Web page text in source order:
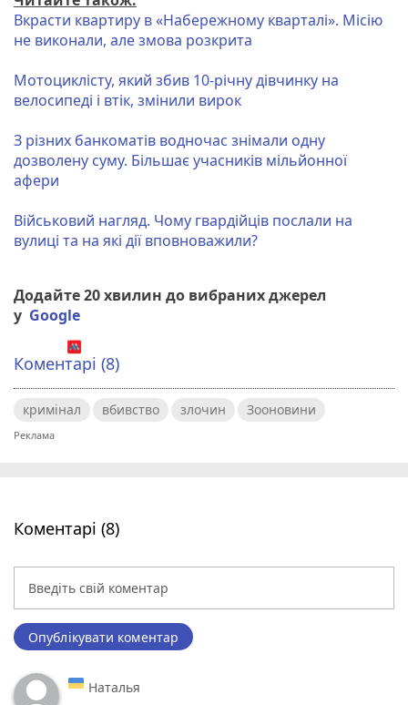
Вкрасти квартиру в «Набережному кварталі». Місію
не виконали, але змова розкрита
Мотоциклісту, який збив 10-річну дівчинку на
велосипеді і втік, змінили вирок
З різних банкоматів водночас знімали одну
дозволену суму. Більшає учасників мільйонної
афери
Військовий нагляд. Чому гвардійців послали на
вулиці та на які дії вповноважили?
Додайте 20 хвилин до вибраних джерел
у Google
Коментарі (8)
кримінал вбивство злочин Зооновини
Коментарі (8)
Опублікувати коментар
Наталья